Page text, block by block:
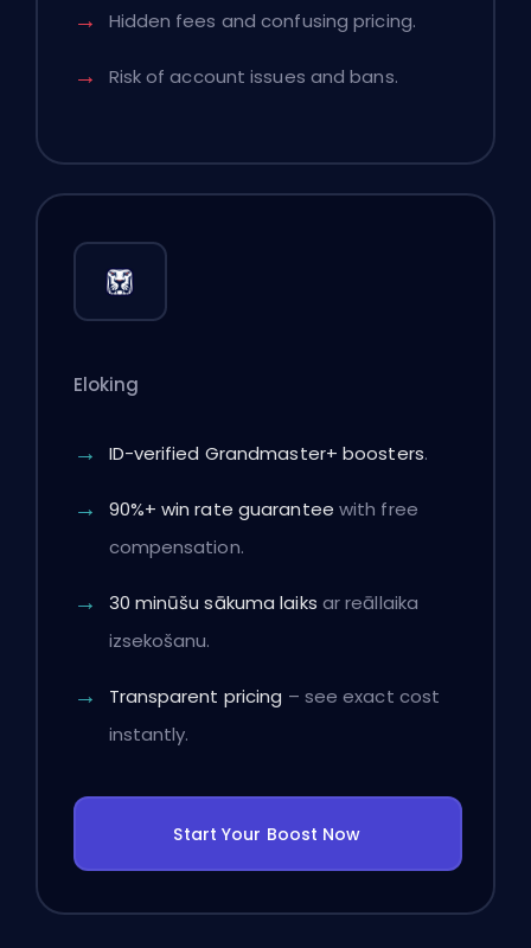
Hidden fees and confusing pricing.
Risk of account issues and bans.
Eloking
ID-verified Grandmaster+ boosters.
90%+ win rate guarantee with free
compensation.
30 minūšu sākuma laiks ar reāllaika
izsekošanu.
Transparent pricing – see exact cost
instantly.
Start Your Boost Now